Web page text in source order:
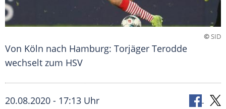
©SID
Von Köln nach Hamburg: Torjäger Terodde
wechselt zum HSV
20.08.2020 - 17:13 Uhr